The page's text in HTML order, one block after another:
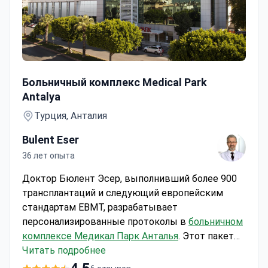
Больничный комплекс Medical Park
Antalya
Турция, Анталия
Bulent Eser
36 лет опыта
Доктор Бюлент Эсер, выполнивший более 900
трансплантаций и следующий европейским
стандартам EBMT, разрабатывает
персонализированные протоколы в больничном
комплексе Медикал Парк Анталья. Этот пакет
«все включено» на 135 дней обеспечивает
круглосуточный уход: от подбора донора до 90-
Читать подробнее